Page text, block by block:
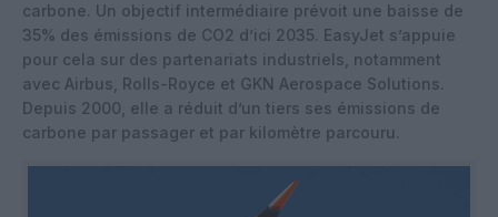
carbone. Un objectif intermédiaire prévoit une baisse de
35% des émissions de CO2 d’ici 2035. EasyJet s’appuie
pour cela sur des partenariats industriels, notamment
avec Airbus, Rolls-Royce et GKN Aerospace Solutions.
Depuis 2000, elle a réduit d’un tiers ses émissions de
carbone par passager et par kilomètre parcouru.